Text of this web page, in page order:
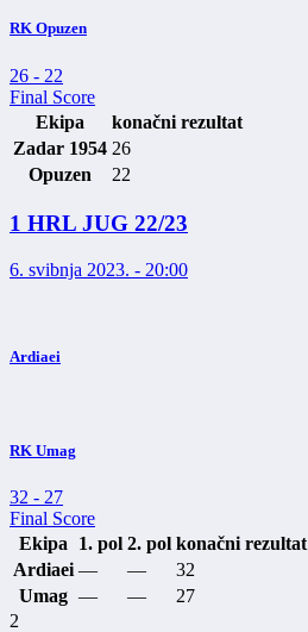
RK Opuzen
26 - 22
Final Score
Ekipa
konačni rezultat
Zadar 1954 26
Opuzen
22
1 HRL JUG 22/23
6. svibnja 2023. - 20:00
Ardiaei
RK Umag
32 - 27
Final Score
Ekipa
1. pol 2. pol konačni rezultat
Ardiaei — —
32
Umag — —
27
2